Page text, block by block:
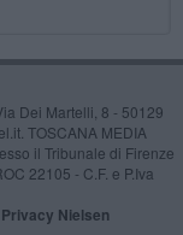
Dei Martelli, 8 - 50129
TOSCANA MEDIA
il Tribunale di Firenze
22105 - C.F. e P.Iva
Privacy Nielsen